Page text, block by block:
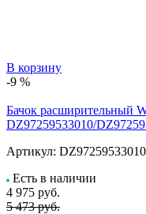
В корзину
-9 %
Бачок расширительный
DZ97259533010/
Артикул: DZ97259533010
Есть в наличии
4 975 руб.
5 473 руб.